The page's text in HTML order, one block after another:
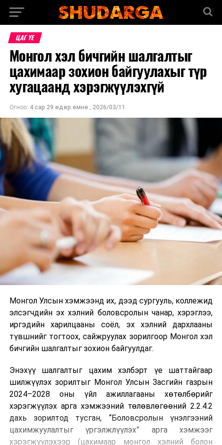
ЦАГ ҮЕ
Монгол хэл бичгийн шалгалтыг
цахимаар зохион байгуулахыг түр
хугацаанд хэрэгжүүлэхгүй
Огноо: 4 сар 29 өдөр.өмнө , 2026/03/11
Монгол Улсын хэмжээнд их, дээд сургууль, коллежид
элсэгчдийн эх хэлний боловсролын чанар, хэрэглээ,
иргэдийн харилцааны соёл, эх хэлний дархлааны
түвшнийг тогтоох, сайжруулах зорилгоор Монгол хэл
бичгийн шалгалтыг зохион байгуулдаг.
Энэхүү шалгалтыг цахим хэлбэрт үе шаттайгаар
шилжүүлэх зорилтыг Монгол Улсын Засгийн газрын
2024–2028 оны үйл ажиллагааны хөтөлбөрийг
хэрэгжүүлэх арга хэмжээний төлөвлөгөөний 2.2.4.2
дахь зорилтод тусган, “Боловсролын үнэлгээний
цахимжуулалтыг үргэлжлүүлэх” арга хэмжээг
хэрэгжүүлэхээр (цахимаар монгол хэлний болон